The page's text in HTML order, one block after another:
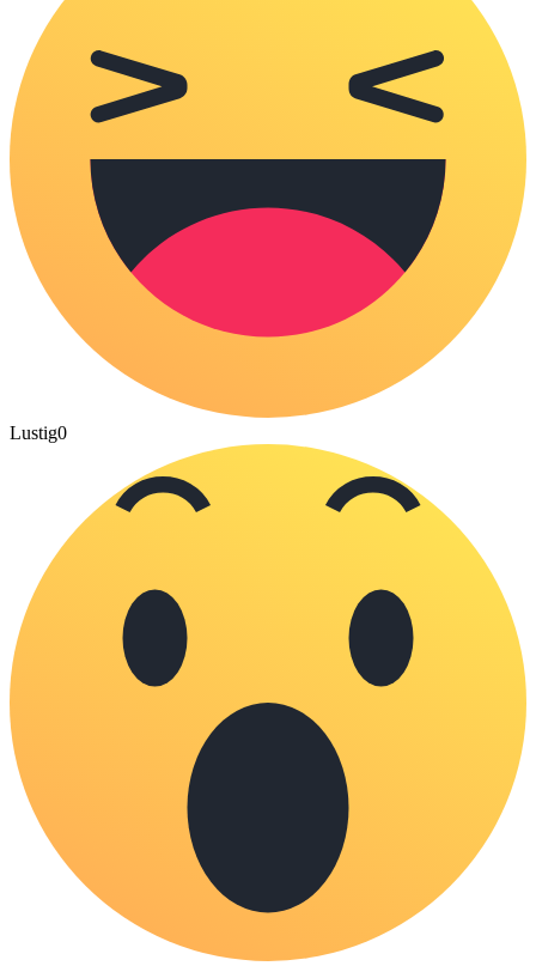
Lustig0